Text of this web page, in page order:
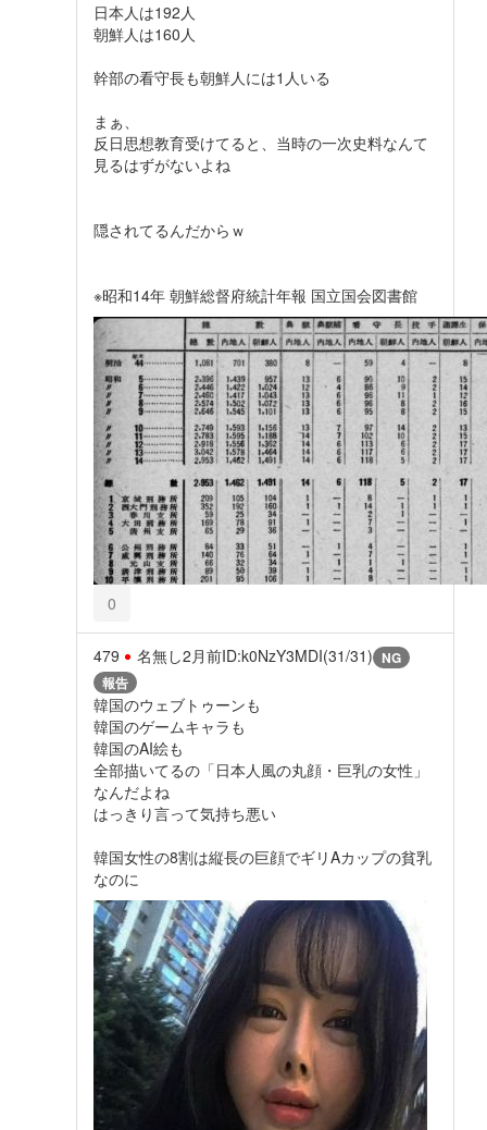
日本人は192人
朝鮮人は160人
幹部の看守長も朝鮮人には1人いる
まぁ、
反日思想教育受けてると、当時の一次史料なんて
見るはずがないよね
隠されてるんだからｗ
※昭和14年 朝鮮総督府統計年報 国立国会図書館
0
479 名無し2月前ID:k0NzY3MDI(31/31) NG
報告
韓国のウェブトゥーンも
韓国のゲームキャラも
韓国のAI絵も
全部描いてるの「日本人風の丸顔・巨乳の女性」
なんだよね
はっきり言って気持ち悪い
韓国女性の8割は縦長の巨顔でギリAカップの貧乳
なのに